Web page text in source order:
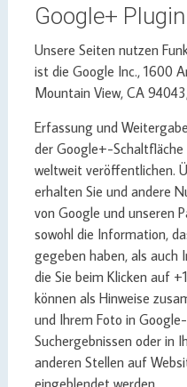
Google+ Plugin
Unsere Seiten nutzen
ist die Google Inc., 1600
Mountain View, CA
Erfassung und
der Google+-
weltweit veröffentlichen.
erhalten Sie und andere
von Google und unseren
sowohl die Information,
gegeben haben, als auch
die Sie beim Klicken auf
können als Hinweise
und Ihrem Foto in
Suchergebnissen oder in
anderen Stellen auf
eingeblendet werden.